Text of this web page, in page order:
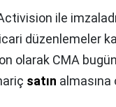
ile
düzenlemeler
olarak CMA
satın almasına